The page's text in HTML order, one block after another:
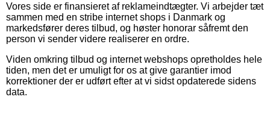
Vores side er finansieret af reklameindtægter. Vi arbejder tæt
sammen med en stribe internet shops i Danmark og
markedsfører deres tilbud, og høster honorar såfremt den
person vi sender videre realiserer en ordre.
Viden omkring tilbud og internet webshops opretholdes hele
tiden, men det er umuligt for os at give garantier imod
korrektioner der er udført efter at vi sidst opdaterede sidens
data.